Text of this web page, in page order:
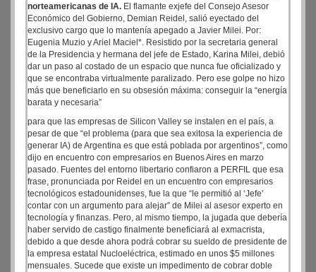
norteamericanas de IA. El flamante exjefe del Consejo Asesor
Económico del Gobierno, Demian Reidel, salió eyectado del
exclusivo cargo que lo mantenía apegado a Javier Milei. Por:
Eugenia Muzio y Ariel Maciel*. Resistido por la secretaria general
de la Presidencia y hermana del jefe de Estado, Karina Milei, debió
dar un paso al costado de un espacio que nunca fue oficializado y
que se encontraba virtualmente paralizado. Pero ese golpe no hizo
más que beneficiarlo en su obsesión máxima: conseguir la “energía
barata y necesaria”
para que las empresas de Silicon Valley se instalen en el país, a
pesar de que “el problema (para que sea exitosa la experiencia de
generar IA) de Argentina es que está poblada por argentinos”, como
dijo en encuentro con empresarios en Buenos Aires en marzo
pasado. Fuentes del entorno libertario confiaron a PERFIL que esa
frase, pronunciada por Reidel en un encuentro con empresarios
tecnológicos estadounidenses, fue la que “le permitió al ‘Jefe’
contar con un argumento para alejar” de Milei al asesor experto en
tecnología y finanzas. Pero, al mismo tiempo, la jugada que debería
haber servido de castigo finalmente beneficiará al exmacrista,
debido a que desde ahora podrá cobrar su sueldo de presidente de
la empresa estatal Nucloeléctrica, estimado en unos $5 millones
mensuales. Sucede que existe un impedimento de cobrar doble